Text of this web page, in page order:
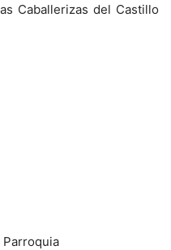
Caballerizas del Castillo
Parroquia